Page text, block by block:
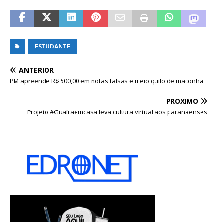
ESTUDANTE
ANTERIOR
PM apreende R$ 500,00 em notas falsas e meio quilo de maconha
PRÓXIMO
Projeto #Guaíraemcasa leva cultura virtual aos paranaenses